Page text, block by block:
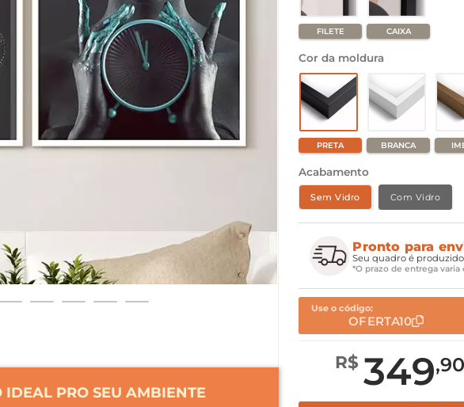
PRO SEU AMBIENTE
FILETE CAIXA
Cor da moldura
PRETA BRANCA
Acabamento
Sem Vidro Com Vidro
Pronto para
Seu quadro é
*O prazo de entrega
Use o código:
OFERTA10
R$ 349,90